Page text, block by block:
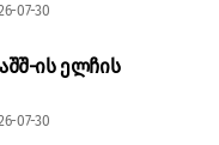
07-30
ის ელჩის
07-30